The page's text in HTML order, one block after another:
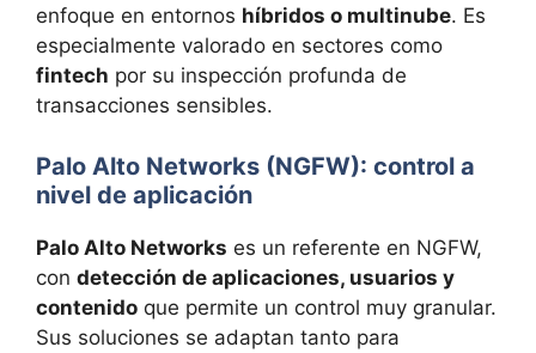
enfoque en entornos híbridos o multinube. Es
especialmente valorado en sectores como
fintech por su inspección profunda de
transacciones sensibles.
Palo Alto Networks (NGFW): control a
nivel de aplicación
Palo Alto Networks es un referente en NGFW,
con detección de aplicaciones, usuarios y
contenido que permite un control muy granular.
Sus soluciones se adaptan tanto para